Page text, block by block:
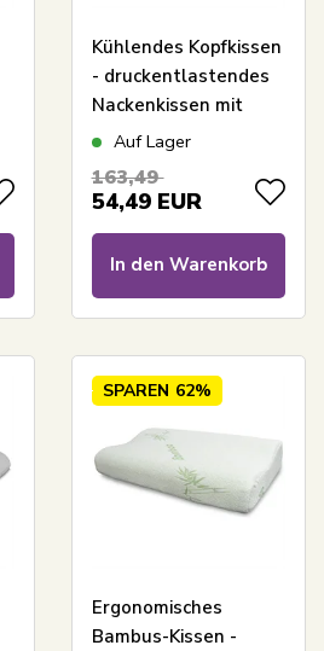
Kühlendes Kopfkissen
- druckentlastendes
Nackenkissen mit
Memory-Schaum und
Auf Lager
163,49
54,49 EUR
In den Warenkorb
SPAREN 62%
Ergonomisches
Bambus-Kissen -